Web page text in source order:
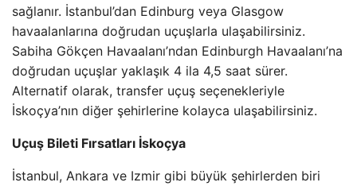
sağlanır. İstanbul’dan Edinburg veya Glasgow
havaalanlarına doğrudan uçuşlarla ulaşabilirsiniz.
Sabiha Gökçen Havaalanı’ndan Edinburgh Havaalanı’na
doğrudan uçuşlar yaklaşık 4 ila 4,5 saat sürer.
Alternatif olarak, transfer uçuş seçenekleriyle
İskoçya’nın diğer şehirlerine kolayca ulaşabilirsiniz.
Uçuş Bileti Fırsatları İskoçya
İstanbul, Ankara ve Izmir gibi büyük şehirlerden biri